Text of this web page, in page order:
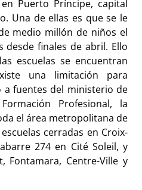
Puerto Príncipe, capital
Una de ellas es que se le
medio millón de niños el
desde finales de abril. Ello
escuelas se encuentran
una limitación para
a fuentes del ministerio de
Profesional, la
el área metropolitana de
cerradas en Croix-
274 en Cité Soleil, y
Fontamara, Centre-Ville y